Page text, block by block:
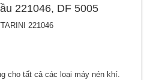
221046, DF 5005
221046
cho tất cả các loại máy nén khí.